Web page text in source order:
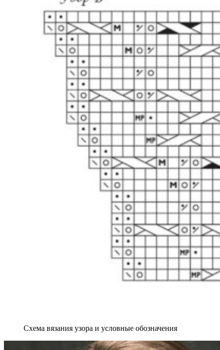
Схема вязания узора и условные обозначения